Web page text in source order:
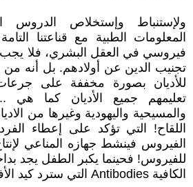
ولإستنباط وإستخلاص الدروس
المعلومات الطبية مع قناعتنا
فيروسي في العقل البشري، فلا يجب
تجنيب الدين عن أولادهم. بل أنه
للأديان بصورة مخففة على جرعات
تعليمهم جميع الأديان كما هي
والمسيحية واليهودية وغيرها من
اللقاح! التي تؤكد على إعطاء
الفيروس فينشط جهازه المناعي
للفيروس! فحينما يكبر الطفل يجد
الكافية Antibodies التي سترد كيد الأفكار الدينية السامة!